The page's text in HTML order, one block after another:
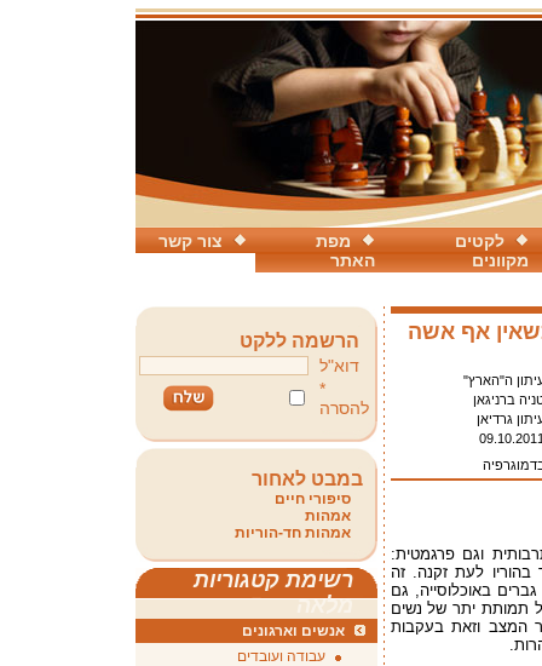
צור קשר
מפת
האתר
לקטים
מקוונים
אף אשה
ה"הארץ"
ברניגאן
גרדיאן
וגם פרגמטית:
לעת זקנה. זה
באוכלוסייה, גם
תמותת יתר של נשים
המצב וזאת בעקבות
הרשמה ללקט
דוא"ל
*
להסרה
במבט לאחור
סיפורי חיים
אמהות
אמהות חד-הוריות
רשימת קטגוריות
מלאה
אנשים וארגונים
עבודה ועובדים